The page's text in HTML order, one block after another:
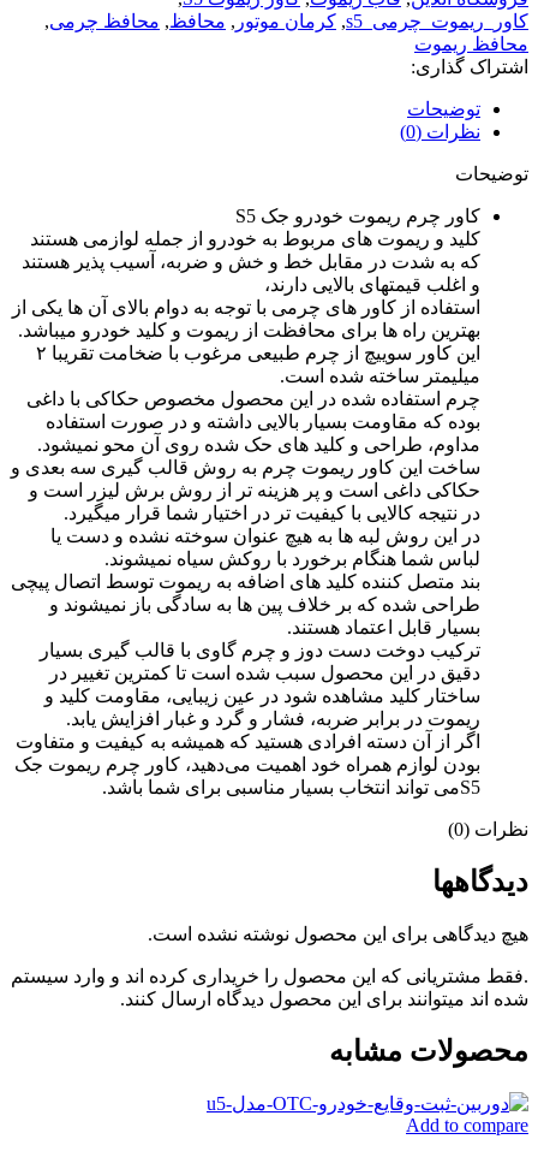
کاور_ریموت_چرمی_s5
, کرمان موتور , محافظ, محافظ چرمی,
محافظ ریموت
اشتراک گذاری:
توضیحات
نظرات (0)
توضیحات
کاور چرم ریموت خودرو جک S5
کلید و ریموت های مربوط به خودرو از جمله لوازمی هستند
که به شدت در مقابل خط و خش و ضربه، آسیب پذیر هستند
و اغلب قیمتهای بالایی دارند،
استفاده از کاور های چرمی با توجه به دوام بالای آن ها یکی از
بهترین راه ها برای محافظت از ریموت و کلید خودرو میباشد.
این کاور سوییچ از چرم طبیعی مرغوب با ضخامت تقریبا ۲
میلیمتر ساخته شده است.
چرم استفاده شده در این محصول مخصوص حکاکی با داغی
بوده که مقاومت بسیار بالایی داشته و در صورت استفاده
مداوم، طراحی و کلید های حک شده روی آن محو نمیشود.
ساخت این کاور ریموت چرم به روش قالب گیری سه بعدی و
حکاکی داغی است و پر هزینه تر از روش برش لیزر است و
در نتیجه کالایی با کیفیت تر در اختیار شما قرار میگیرد.
در این روش لبه ها به هیچ عنوان سوخته نشده و دست یا
لباس شما هنگام برخورد با روکش سیاه نمیشوند.
بند متصل کننده کلید های اضافه به ریموت توسط اتصال پیچی
طراحی شده که بر خلاف پین ها به سادگی باز نمیشوند و
بسیار قابل اعتماد هستند.
ترکیب دوخت دست دوز و چرم گاوی با قالب گیری بسیار
دقیق در این محصول سبب شده است تا کمترین تغییر در
ساختار کلید مشاهده شود در عین زیبایی، مقاومت کلید و
ریموت در برابر ضربه، فشار و گرد و غبار افزایش یابد.
اگر از آن دسته افرادی هستید که همیشه به کیفیت و متفاوت
بودن لوازم همراه خود اهمیت می‌دهید، کاور چرم ریموت جک
S5می تواند انتخاب بسیار مناسبی برای شما باشد.
نظرات (0)
دیدگاهها
هیچ دیدگاهی برای این محصول نوشته نشده است.
.فقط مشتریانی که این محصول را خریداری کرده اند و وارد سیستم
شده اند میتوانند برای این محصول دیدگاه ارسال کنند.
محصولات مشابه
Add to compare